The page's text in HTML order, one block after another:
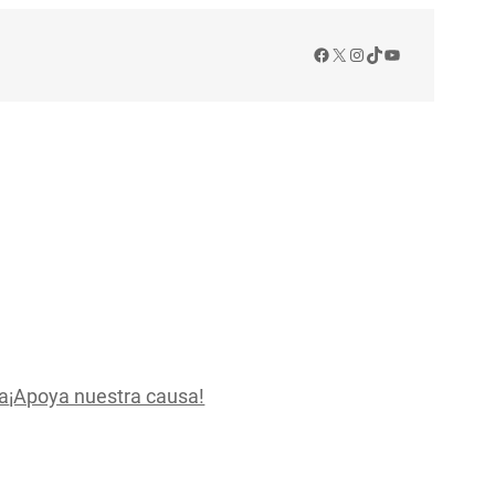
Facebook
X Instagram
TikTok
YouTube
¡Apoya nuestra causa!